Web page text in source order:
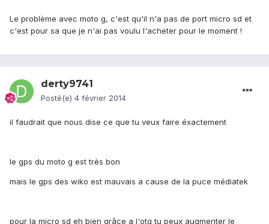
Le problème avec moto g, c'est qu'il n'a pas de port micro sd et
c'est pour sa que je n'ai pas voulu l'acheter pour le moment !
derty9741
Posté(e) 4 février 2014
il faudrait que nous dise ce que tu veux faire éxactement
le gps du moto g est très bon
mais le gps des wiko est mauvais a cause de la puce médiatek
pour la micro sd eh bien grâce a l'otg tu peux augmenter le